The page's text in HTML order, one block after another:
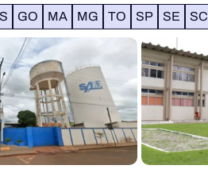
GO MA MG TO SP SE SC